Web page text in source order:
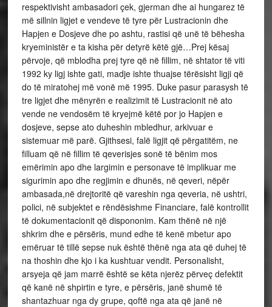
respektivisht ambasadori çek, gjerman dhe ai hungarez të
më sillnin ligjet e vendeve të tyre për Lustracionin dhe
Hapjen e Dosjeve dhe po ashtu, rastisi që unë të bëhesha
kryeministër e ta kisha për detyrë këtë gjë…Prej kësaj
përvoje, që mblodha prej tyre që në fillim, në shtator të viti
1992 ky ligj ishte gati, madje ishte thuajse tërësisht ligji që
do të miratohej më vonë më 1995. Duke pasur parasysh të
tre ligjet dhe mënyrën e realizimit të Lustracionit në ato
vende ne vendosëm të kryejmë këtë por jo Hapjen e
dosjeve, sepse ato duheshin mbledhur, arkivuar e
sistemuar më parë. Gjithsesi, falë ligjit që përgatitëm, ne
filluam që në fillim të qeverisjes sonë të bënim mos
emërimin apo dhe largimin e personave të implikuar me
sigurimin apo dhe regjimin e dhunës, në qeveri, nëpër
ambasada,në drejtoritë që vareshin nga qeveria, në ushtri,
polici, në subjektet e rëndësishme Financiare, falë kontrollit
të dokumentacionit që dispononim. Kam thënë në një
shkrim dhe e përsëris, mund edhe të kenë mbetur apo
emëruar të tillë sepse nuk është thënë nga ata që duhej të
na thoshin dhe kjo i ka kushtuar vendit. Personalisht,
arsyeja që jam marrë është se këta njerëz përveç defektit
që kanë në shpirtin e tyre, e përsëris, janë shumë të
shantazhuar nga dy grupe, qoftë nga ata që janë në